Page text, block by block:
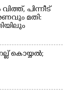
പിന്നീട്
മതി:
കൊയ്യൽ;